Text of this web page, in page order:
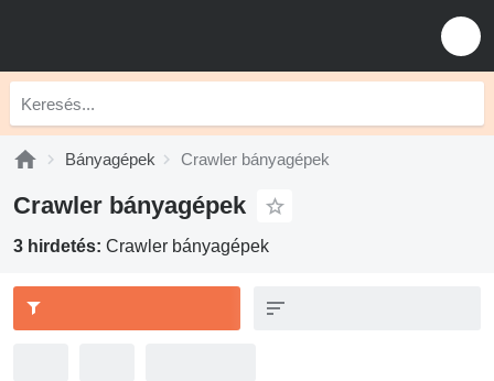
Bányagépek Crawler bányagépek
Crawler bányagépek
3 hirdetés: Crawler bányagépek